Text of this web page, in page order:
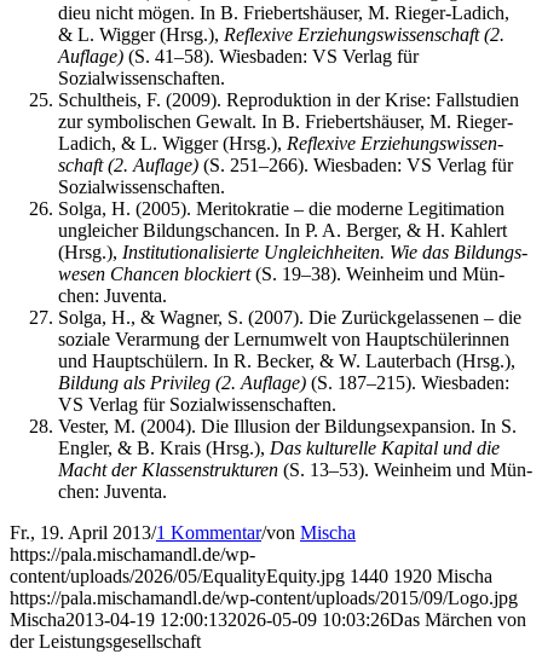
dieu nicht mögen. In B. Frie­berts­häu­ser, M. Rie­ger-Ladich,
& L. Wig­ger (Hrsg.), Refle­xi­ve Erzie­hungs­wis­sen­schaft (2.
Auf­la­ge) (S. 41–58). Wies­ba­den: VS Ver­lag für
Sozialwissenschaften.
Schult­heis, F. (2009). Repro­duk­ti­on in der Kri­se: Fall­stu­di­en
zur sym­bo­li­schen Gewalt. In B. Frie­berts­häu­ser, M. Rie­ger-
Ladich, & L. Wig­ger (Hrsg.), Refle­xi­ve Erzie­hungs­wis­sen­
schaft (2. Auf­la­ge) (S. 251–266). Wies­ba­den: VS Ver­lag für
Sozialwissenschaften.
Sol­ga, H. (2005). Meri­to­kra­tie – die moder­ne Legi­ti­ma­ti­on
unglei­cher Bil­dungs­chan­cen. In P. A. Ber­ger, & H. Kah­lert
(Hrsg.), Insti­tu­tio­na­li­sier­te Ungleich­hei­ten. Wie das Bil­dungs­
we­sen Chan­cen blo­ckiert(S. 19–38). Wein­heim und Mün­
chen: Juventa.
Sol­ga, H., & Wag­ner, S. (2007). Die Zurück­ge­las­se­nen – die
sozia­le Ver­ar­mung der Lern­um­welt von Haupt­schü­le­rin­nen
und Haupt­schü­lern. In R. Becker, & W. Lau­ter­bach (Hrsg.),
Bil­dung als Pri­vi­leg (2. Auf­la­ge) (S. 187–215). Wies­ba­den:
VS Ver­lag für Sozialwissenschaften.
Ves­ter, M. (2004). Die Illu­si­on der Bil­dungs­expan­si­on. In S.
Eng­ler, & B. Krais (Hrsg.), Das kul­tu­rel­le Kapi­tal und die
Macht der Klas­sen­struk­tu­ren (S. 13–53). Wein­heim und Mün­
chen: Juventa.
Fr., 19. April 2013/1 Kommentar/von Mischa
https://pala.mischamandl.de/wp-
content/uploads/2026/05/EqualityEquity.jpg 1440 1920 Mischa
https://pala.mischamandl.de/wp-content/uploads/2015/09/Logo.jpg
Mischa2013-04-19 12:00:132026-05-09 10:03:26Das Mär­chen von
der Leistungsgesellschaft